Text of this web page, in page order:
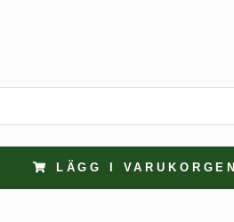
LÄGG I VARUKORGEN